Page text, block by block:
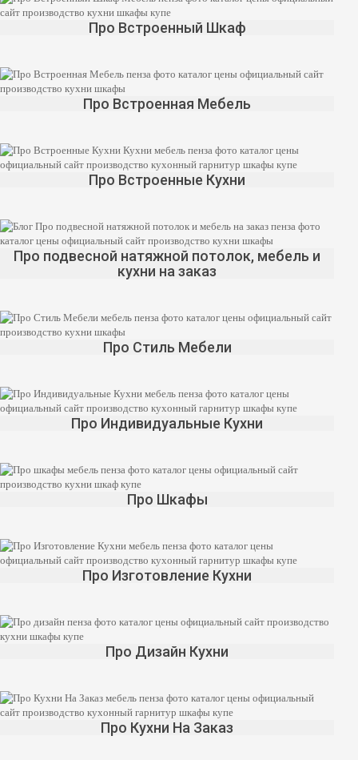
Про Встроенный Шкаф
Про Встроенная Мебель
Про Встроенные Кухни
Про подвесной натяжной потолок, мебель и
кухни на заказ
Про Стиль Мебели
Про Индивидуальные Кухни
Про Шкафы
Про Изготовление Кухни
Про Дизайн Кухни
Про Кухни На Заказ